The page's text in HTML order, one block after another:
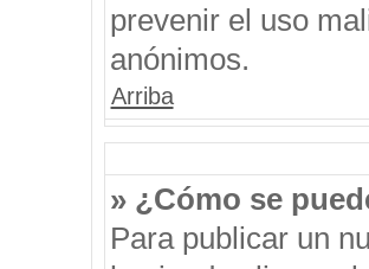
prevenir el uso
anónimos.
Arriba
» ¿Cómo se
Para publicar un